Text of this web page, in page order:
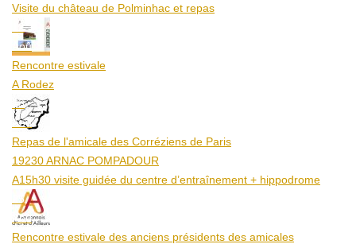
Visite du château de Polminhac et repas
12
Aoû
Rencontre estivale
A Rodez
23
Aoû
Repas de l'amicale des Corréziens de Paris
19230 ARNAC POMPADOUR
A15h30 visite guidée du centre d’entraînement + hippodrome
25
Aoû
Rencontre estivale des anciens présidents des amicales